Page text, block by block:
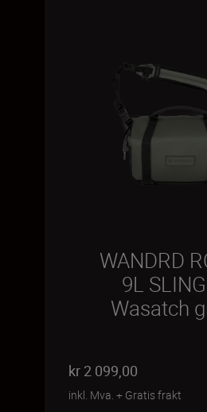
WANDRD
9L
Wasatch
kr 2 099,00
inkl. Mva. + Gratis frakt